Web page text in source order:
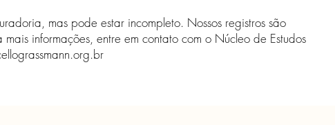
mas pode estar incompleto. Nossos registros são
informações, entre em contato com o Núcleo de Estudos